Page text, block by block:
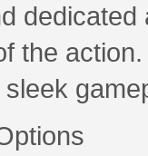
the